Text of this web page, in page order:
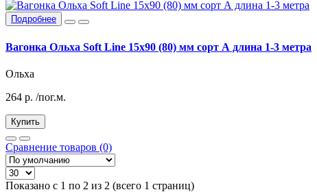
Подробнее
Вагонка Ольха Soft Line 15x90 (80) мм сорт А длина 1-3 метра
Ольха
264 р. /пог.м.
Купить
Сравнение товаров (0)
Показано с 1 по 2 из 2 (всего 1 страниц)